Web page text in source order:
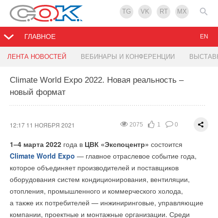
TG VK RT MX
ГЛАВНОЕ
ЛЕНТА НОВОСТЕЙ ВЕБИНАРЫ И КОНФЕРЕНЦИИ
EN
Climate World Expo 2022. Новая реальность –
новый формат
2075 1 0
12:17 11 НОЯБРЯ 2021
1–4 марта 2022 года в ЦВК «Экспоцентр» состоится
Climate World Expo — главное отраслевое событие года,
которое объединяет производителей и поставщиков
оборудования систем кондиционирования, вентиляции,
отопления, промышленного и коммерческого холода,
а также их потребителей — инжиниринговые, управляющие
компании, проектные и монтажные организации. Среди
Как НЕВАТОМ увеличил производительность в 2
12:17 11 НОЯБРЯ 2021
вентиляционного оборудованияНЕВАТОМвнедряет
год. За это время производительность в цехах
Новосибирска и Екатеринбурга выросла вдвое.
11 ноября Международный день
12:04 11 НОЯБРЯ 2021
Франция возобновит строительство ядерных
12:48 10 НОЯБРЯ 2021
Новая разработка ученых Пензенского
12:48 10 НОЯБРЯ 2021